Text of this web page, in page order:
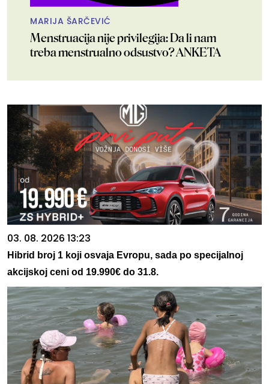
MARIJA ŠARČEVIĆ
Menstruacija nije privilegija: Da li nam
treba menstrualno odsustvo? ANKETA
03. 08. 2026 13:23
Hibrid broj 1 koji osvaja Evropu, sada po specijalnoj
akcijskoj ceni od 19.990€ do 31.8.